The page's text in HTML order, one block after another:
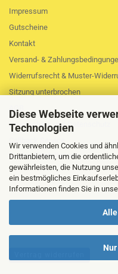
Diese Webseite
Technologien
Wir verwenden Cookies und
Drittanbietern, um die
gewährleisten, die Nutzung
ein bestmögliches
Informationen finden Sie in
Impressum
Gutscheine
Kontakt
Versand- &
Widerrufsrecht & Muster-
Sitzung unterbrochen
AGB
Privatsphäre und Datenschutz
Callback Service
Cookie Einstellungen